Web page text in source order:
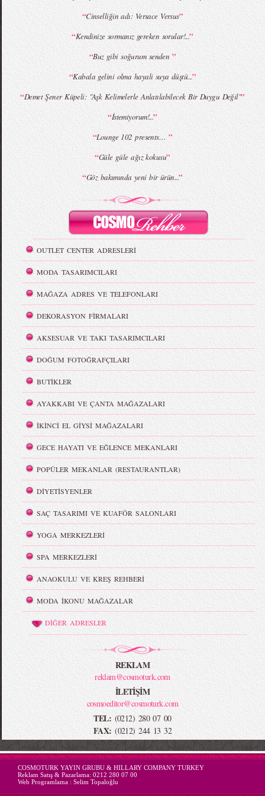
MBFWI - Giray Sepin 2015 Yaz Koleksiyonu MBFWI - Burçe Bekrek 2015 Yaz Koleksiyonu
“Cinselliğin adı: Versace Versus”
“Kendinize sormanız gereken sorular!...”
“Buz gibi soğurum senden ”
“Kabala gelini olma hayali suya düştü...”
“Demet Şener Küpeli: "Aşk Kelimelerle Anlatılabilecek Bir Duygu Değil"”
“İstemiyorum!...”
“Lounge 102 presents… ”
“Güle güle ağız kokusu”
“Göz bakımında yeni bir ürün...”
OUTLET CENTER ADRESLERİ
MODA TASARIMCILARI
MAĞAZA ADRES VE TELEFONLARI
DEKORASYON FİRMALARI
AKSESUAR VE TAKI TASARIMCILARI
DOĞUM FOTOĞRAFÇILARI
BUTİKLER
AYAKKABI VE ÇANTA MAĞAZALARI
İKİNCİ EL GİYSİ MAĞAZALARI
GECE HAYATI VE EĞLENCE MEKANLARI
POPÜLER MEKANLAR (RESTAURANTLAR)
DİYETİSYENLER
SAÇ TASARIMI VE KUAFÖR SALONLARI
YOGA MERKEZLERİ
SPA MERKEZLERİ
ANAOKULU VE KREŞ REHBERİ
MODA İKONU MAĞAZALAR
DİĞER ADRESLER
REKLAM
reklam@cosmoturk.com
İLETİŞİM
cosmoeditor@cosmoturk.com
TEL: (0212) 280 07 00
FAX: (0212) 244 13 32
-->
COSMOTURK YAYIN GRUBU & HILLARY COMPANY TURKEY
Reklam Satış & Pazarlama: 0212 280 07 00
Web Programlama : Selim Topaloğlu